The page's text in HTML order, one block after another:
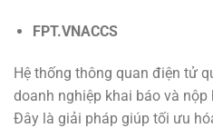
FPT.VNACCS
Hệ thống thông quan điện tử
doanh nghiệp khai báo và
Đây là giải pháp giúp tối ưu